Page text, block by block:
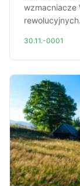
wzmacniacze
30.11.-0001